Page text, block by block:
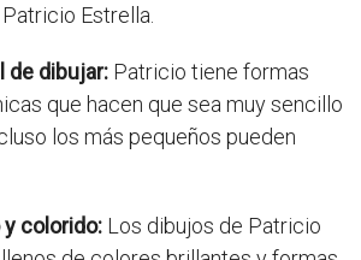
Estrella.
de dibujar: Patricio tiene formas
que hacen que sea muy sencillo
los más pequeños pueden
colorido: Los dibujos de Patricio